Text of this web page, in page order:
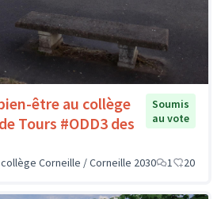
être au collège
Tours #ODD3 des
Soumis
au vote
Corneille / Corneille 2030 1 20